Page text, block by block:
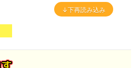
↓下再読み込み